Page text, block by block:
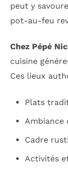
peut y
pot-au-feu
Chez Pépé
cuisine
Ces lieux
Plats
Ambiance
Cadre
Activités